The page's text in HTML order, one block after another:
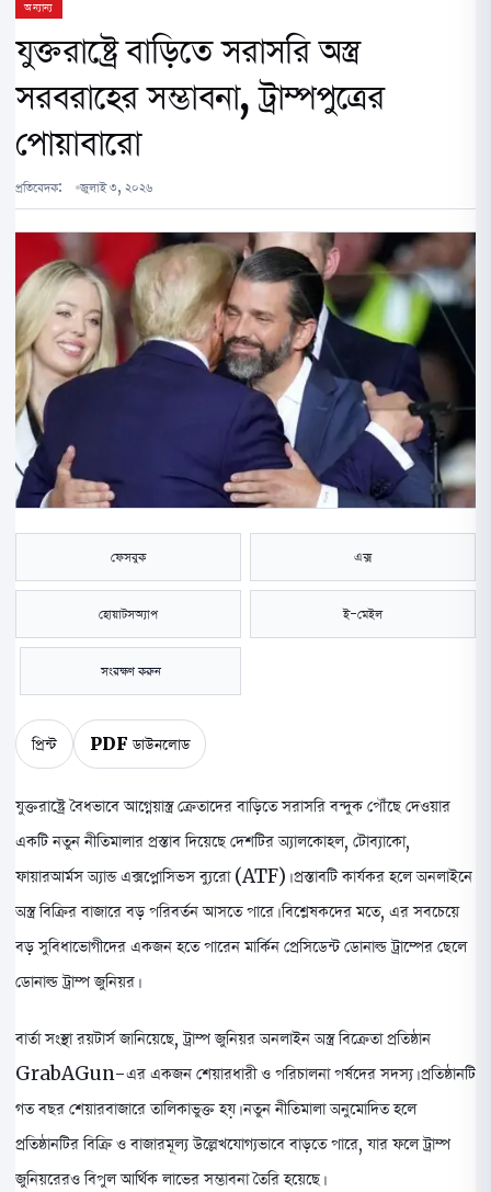
অন্যান্য
যুক্তরাষ্ট্রে বাড়িতে সরাসরি অস্ত্র
সরবরাহের সম্ভাবনা, ট্রাম্পপুত্রের
পোয়াবারো
প্রতিবেদক: জুলাই ৩, ২০২৬
ফেসবুক এক্স
হোয়াটসঅ্যাপ ই-মেইল
সংরক্ষণ করুন
প্রিন্ট PDF ডাউনলোড
যুক্তরাষ্ট্রে বৈধভাবে আগ্নেয়াস্ত্র ক্রেতাদের বাড়িতে সরাসরি বন্দুক পৌঁছে দেওয়ার
একটি নতুন নীতিমালার প্রস্তাব দিয়েছে দেশটির অ্যালকোহল, টোব্যাকো,
ফায়ারআর্মস অ্যান্ড এক্সপ্লোসিভস ব্যুরো (ATF)। প্রস্তাবটি কার্যকর হলে অনলাইনে
অস্ত্র বিক্রির বাজারে বড় পরিবর্তন আসতে পারে। বিশ্লেষকদের মতে, এর সবচেয়ে
বড় সুবিধাভোগীদের একজন হতে পারেন মার্কিন প্রেসিডেন্ট ডোনাল্ড ট্রাম্পের ছেলে
ডোনাল্ড ট্রাম্প জুনিয়র।
বার্তা সংস্থা রয়টার্স জানিয়েছে, ট্রাম্প জুনিয়র অনলাইন অস্ত্র বিক্রেতা প্রতিষ্ঠান
GrabAGun-এর একজন শেয়ারধারী ও পরিচালনা পর্ষদের সদস্য। প্রতিষ্ঠানটি
গত বছর শেয়ারবাজারে তালিকাভুক্ত হয়। নতুন নীতিমালা অনুমোদিত হলে
প্রতিষ্ঠানটির বিক্রি ও বাজারমূল্য উল্লেখযোগ্যভাবে বাড়তে পারে, যার ফলে ট্রাম্প
জুনিয়রেরও বিপুল আর্থিক লাভের সম্ভাবনা তৈরি হয়েছে।